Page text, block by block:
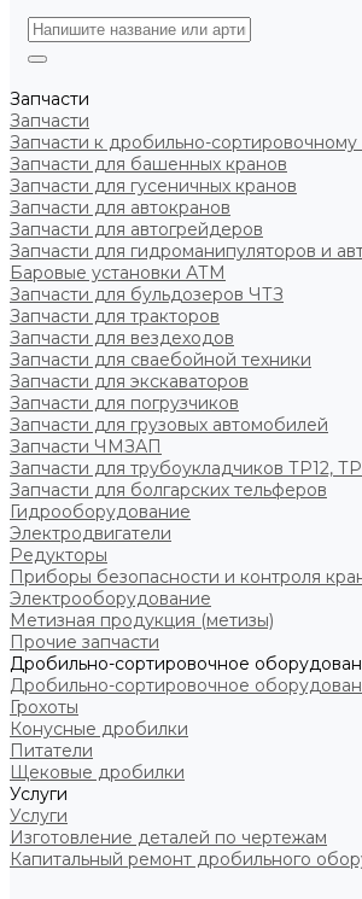
Запчасти
Запчасти
Запчасти к дробильно-
Запчасти для башенных кранов
Запчасти для гусеничных кранов
Запчасти для автокранов
Запчасти для автогрейдеров
Запчасти для гидроманипуляторов и
Баровые установки АТМ
Запчасти для бульдозеров ЧТЗ
Запчасти для тракторов
Запчасти для вездеходов
Запчасти для сваебойной техники
Запчасти для экскаваторов
Запчасти для погрузчиков
Запчасти для грузовых автомобилей
Запчасти ЧМЗАП
Запчасти для трубоукладчиков ТР12,
Запчасти для болгарских тельферов
Гидрооборудование
Электродвигатели
Редукторы
Приборы безопасности и контроля
Электрооборудование
Метизная продукция (метизы)
Прочие запчасти
Дробильно-сортировочное
Дробильно-сортировочное
Грохоты
Конусные дробилки
Питатели
Щековые дробилки
Услуги
Услуги
Изготовление деталей по чертежам
Капитальный ремонт дробильного